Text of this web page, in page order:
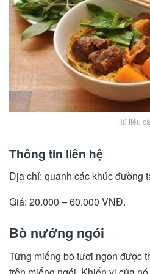
Hủ tiếu
Thông tin liên hệ
Địa chỉ: quanh các khúc đường
Giá: 20.000 – 60.000 VNĐ.
Bò nướng ngói
Từng miếng bò tươi ngon được